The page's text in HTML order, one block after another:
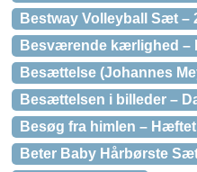
Bestway Volleyball Sæt –
Besværende kærlighed –
Besættelse (Johannes
Besættelsen i billeder –
Besøg fra himlen – Hæftet
Beter Baby Hårbørste